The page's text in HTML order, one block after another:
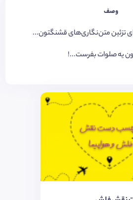
وصف
تزئین متن‌نگاری‌های قشنگتون...
یه صلوات بفرست...!